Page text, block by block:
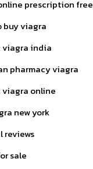
prescription free
buy viagra
viagra india
pharmacy viagra
online
new york
reviews
sale